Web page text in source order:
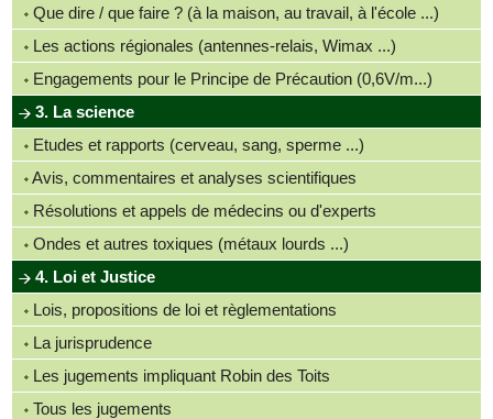
Que dire / que faire ? (à la maison, au travail, à l'école ...)
Les actions régionales (antennes-relais, Wimax ...)
Engagements pour le Principe de Précaution (0,6V/m...)
3. La science
Etudes et rapports (cerveau, sang, sperme ...)
Avis, commentaires et analyses scientifiques
Résolutions et appels de médecins ou d'experts
Ondes et autres toxiques (métaux lourds ...)
4. Loi et Justice
Lois, propositions de loi et règlementations
La jurisprudence
Les jugements impliquant Robin des Toits
Tous les jugements